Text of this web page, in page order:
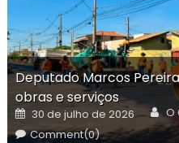
Deputado Marcos
obras e serviços
Posted
on
30 de julho de 2026
O
Comment(0)